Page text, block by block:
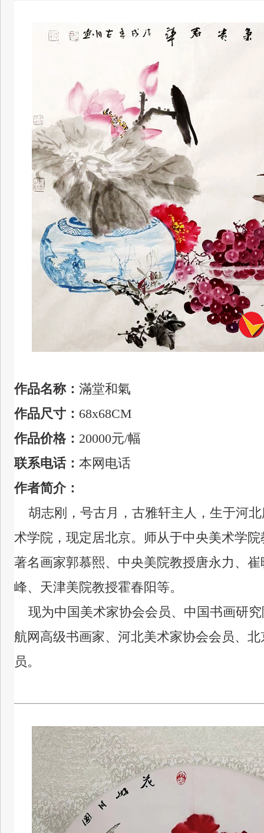
作品名称： 滿堂和氣
作品尺寸： 68x68CM
作品价格： 20000元/幅
联系电话： 本网电话
作者简介：
胡志刚，号古月，古雅轩主人，生于河
术学院，现定居北京。 师从于中央美术学
著名画家郭慕熙、中央美院教授唐永力、
峰、天津美院教授霍春阳等。
现为中国美术家协会会员、中国书画研
航网高级书画家、河北美术家协会会员、
员。